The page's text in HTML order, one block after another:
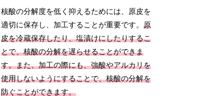
核酸の分解度を低く抑えるためには、原皮を
適切に保存し、加工することが重要です。原
皮を冷蔵保存したり、塩漬けにしたりするこ
とで、核酸の分解を遅らせることができま
す。また、加工の際にも、強酸やアルカリを
使用しないようにすることで、核酸の分解を
防ぐことができます。